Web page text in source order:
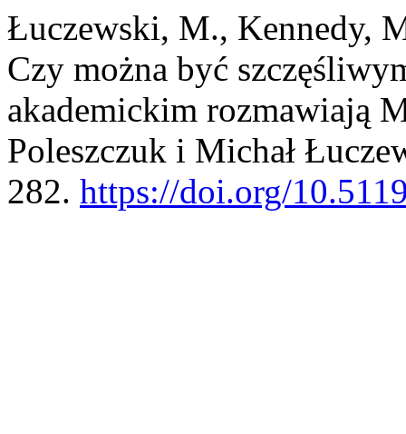
Łuczewski, M., Kennedy,
Czy można być
akademickim rozmawiają
Poleszczuk i Michał
282. https://doi.org/